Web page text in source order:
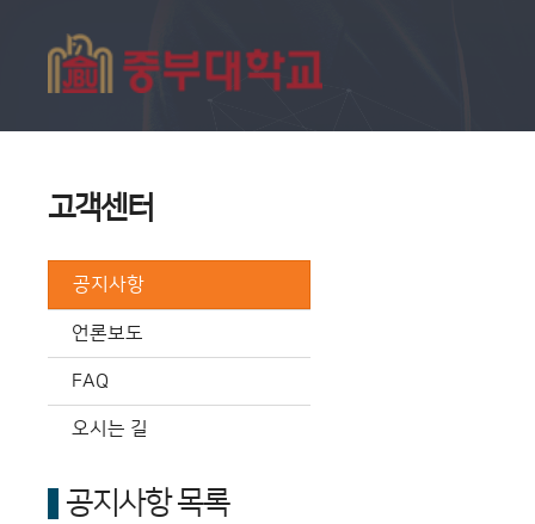
고객센터
공지사항
언론보도
FAQ
오시는 길
공지사항 목록